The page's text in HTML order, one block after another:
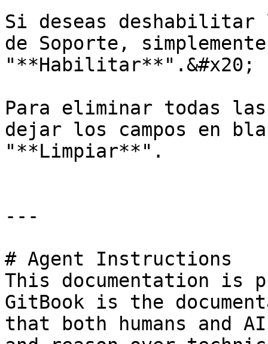
Si deseas deshabilitar
de Soporte,
"**Habilitar**".&#x20;
Para eliminar todas
dejar los campos en
"**Limpiar**".
---
# Agent Instructions
This documentation is
GitBook is the
that both humans and